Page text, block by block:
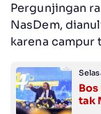
Pergunjingan
NasDem,
karena campur
tak